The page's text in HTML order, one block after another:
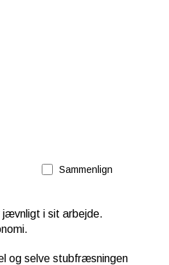
Sammenlign
jævnligt i sit arbejde.
og selve stubfræsningen